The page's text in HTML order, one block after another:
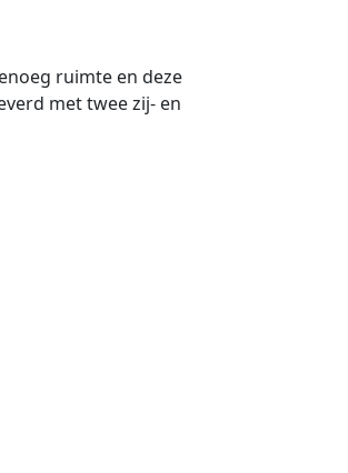
ruimte en deze
met twee zij- en